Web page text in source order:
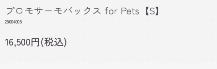
プロモサーモバックス for Pets【S】
28004005
16,500円(税込)